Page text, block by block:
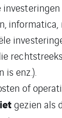
informatica,
is enz.).
of
gezien als